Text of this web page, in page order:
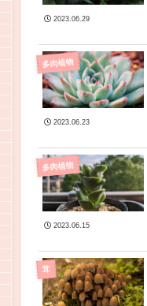
2023.06.29
多肉植物
2023.06.23
多肉植物
2023.06.15
茸